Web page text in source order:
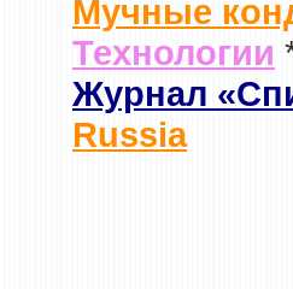
Мучные
Технологии
Журнал
Russia